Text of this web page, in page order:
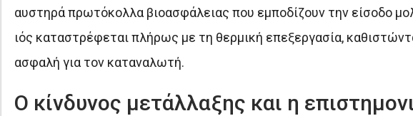
αυστηρά πρωτόκολλα βιοασφάλειας που εμποδίζουν την είσοδο
ιός καταστρέφεται πλήρως με τη θερμική επεξεργασία,
ασφαλή για τον καταναλωτή.
Ο κίνδυνος μετάλλαξης και η